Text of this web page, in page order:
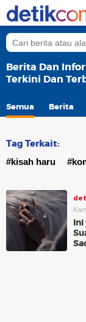
Berita Dan
Terkini Dan
Semua Berita
Tag Terkait:
#kisah haru
Ini